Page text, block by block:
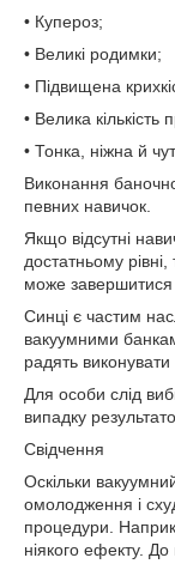
• Купероз;
• Великі родимки;
• Підвищена
• Велика кількість
• Тонка, ніжна й
Виконання
певних навичок.
Якщо відсутні
достатньому
може
Синці є частим
вакуумними
радять
Для особи слід
випадку
Свідчення
Оскільки
омолодження і
процедури.
ніякого ефекту.